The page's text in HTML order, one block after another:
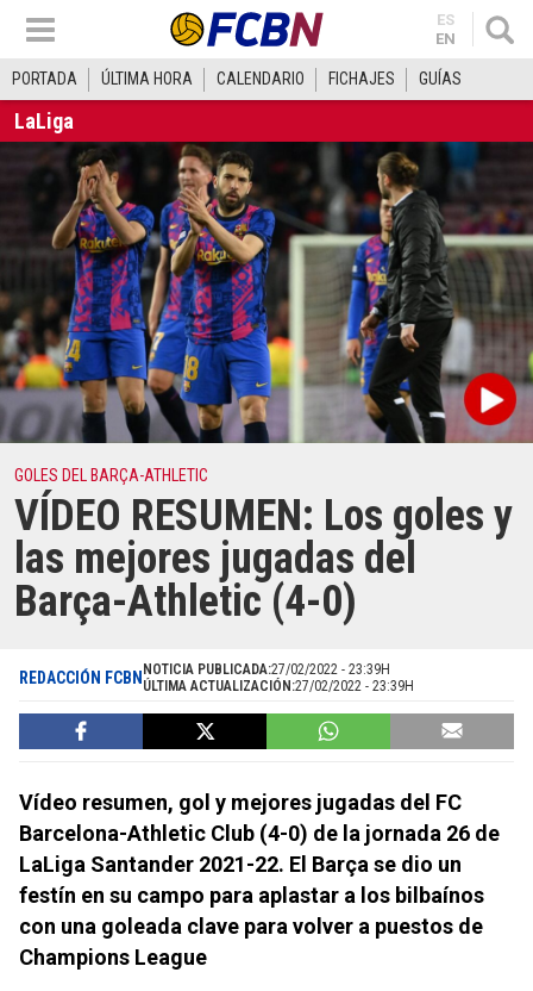
ES
EN
PORTADA ÚLTIMA HORA CALENDARIO FICHAJES GUÍAS
LaLiga
GOLES DEL BARÇA-ATHLETIC
VÍDEO RESUMEN: Los goles y
las mejores jugadas del
Barça-Athletic (4-0)
REDACCIÓN FCBN NOTICIA PUBLICADA:27/02/2022 - 23:39H
ÚLTIMA ACTUALIZACIÓN:27/02/2022 - 23:39H
Vídeo resumen, gol y mejores jugadas del FC
Barcelona-Athletic Club (4-0) de la jornada 26 de
LaLiga Santander 2021-22. El Barça se dio un
festín en su campo para aplastar a los bilbaínos
con una goleada clave para volver a puestos de
Champions League